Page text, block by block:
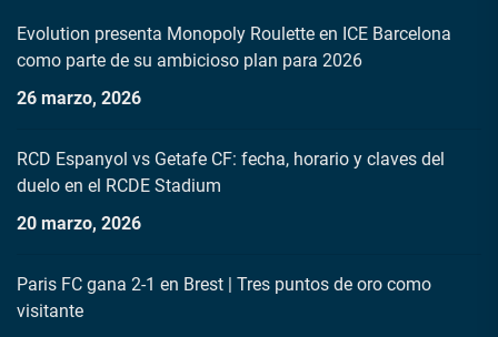
Evolution presenta Monopoly Roulette en ICE Barcelona
como parte de su ambicioso plan para 2026
26 marzo, 2026
RCD Espanyol vs Getafe CF: fecha, horario y claves del
duelo en el RCDE Stadium
20 marzo, 2026
Paris FC gana 2-1 en Brest | Tres puntos de oro como
visitante